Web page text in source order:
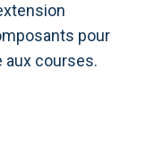
pour
aux courses.